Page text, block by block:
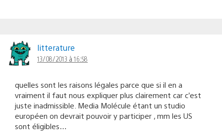
litterature
13/08/2013 à 16:58
quelles sont les raisons légales parce que si il en a
vraiment il faut nous expliquer plus clairement car c’est
juste inadmissible. Media Molécule étant un studio
européen on devrait pouvoir y participer , mm les US
sont éligibles…